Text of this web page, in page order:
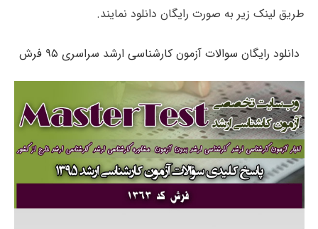
طریق لینک زیر به صورت رایگان دانلود نمایند.
دانلود رایگان سوالات آزمون کارشناسی ارشد سراسری ۹۵ فرش